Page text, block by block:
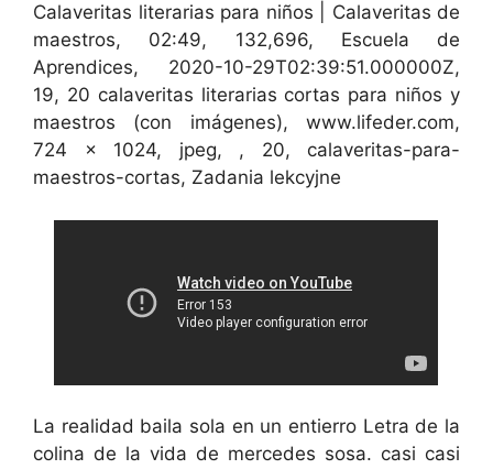
Calaveritas literarias para niños | Calaveritas de
maestros, 02:49, 132,696, Escuela de
Aprendices, 2020-10-29T02:39:51.000000Z,
19, 20 calaveritas literarias cortas para niños y
maestros (con imágenes), www.lifeder.com,
724 x 1024, jpeg, , 20, calaveritas-para-
maestros-cortas, Zadania lekcyjne
La realidad baila sola en un entierro Letra de la
colina de la vida de mercedes sosa. casi casi